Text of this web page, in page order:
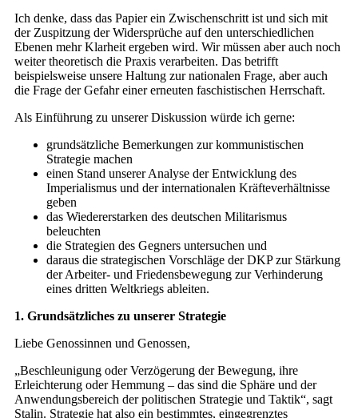
Ich denke, dass das Papier ein Zwischenschritt ist und sich mit
der Zuspitzung der Widersprüche auf den unterschiedlichen
Ebenen mehr Klarheit ergeben wird. Wir müssen aber auch noch
weiter theoretisch die Praxis verarbeiten. Das betrifft
beispielsweise unsere Haltung zur nationalen Frage, aber auch
die Frage der Gefahr einer erneuten faschistischen Herrschaft.
Als Einführung zu unserer Diskussion würde ich gerne:
grundsätzliche Bemerkungen zur kommunistischen
Strategie machen
einen Stand unserer Analyse der Entwicklung des
Imperialismus und der internationalen Kräfteverhältnisse
geben
das Wiedererstarken des deutschen Militarismus
beleuchten
die Strategien des Gegners untersuchen und
daraus die strategischen Vorschläge der DKP zur Stärkung
der Arbeiter- und Friedensbewegung zur Verhinderung
eines dritten Weltkriegs ableiten.
1. Grundsätzliches zu unserer Strategie
Liebe Genossinnen und Genossen,
„Beschleunigung oder Verzögerung der Bewegung, ihre
Erleichterung oder Hemmung – das sind die Sphäre und der
Anwendungsbereich der politischen Strategie und Taktik“, sagt
Stalin. Strategie hat also ein bestimmtes, eingegrenztes